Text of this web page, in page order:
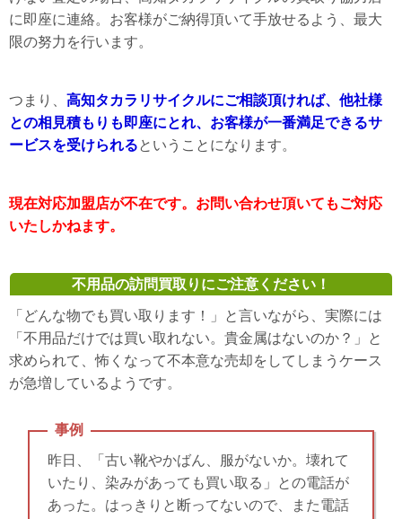
に即座に連絡。お客様がご納得頂いて手放せるよう、最大
限の努力を行います。
つまり、 高知タカラリサイクルにご相談頂ければ、他社様
との相見積もりも即座にとれ、お客様が一番満足できるサ
ービスを受けられるということになります。
現在対応加盟店が不在です。お問い合わせ頂いてもご対応
いたしかねます。
不用品の訪問買取りにご注意ください！
「どんな物でも買い取ります！」と言いながら、実際には
「不用品だけでは買い取れない。貴金属はないのか？」と
求められて、怖くなって不本意な売却をしてしまうケース
が急増しているようです。
事例
昨日、「古い靴やかばん、服がないか。壊れて
いたり、染みがあっても買い取る」との電話が
あった。はっきりと断ってないので、また電話